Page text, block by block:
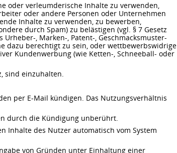
oder verleumderische Inhalte zu verwenden,
oder andere Personen oder Unternehmen
Inhalte zu verwenden, zu bewerben,
durch Spam) zu belästigen (vgl. § 7 Gesetz
, Marken-, Patent-, Geschmacksmuster-
dazu berechtigt zu sein, oder wettbewerbswidrige
Kundenwerbung (wie Ketten-, Schneeball- oder
sind einzuhalten.
per E-Mail kündigen. Das Nutzungsverhältnis
durch die Kündigung unberührt.
Inhalte des Nutzer automatisch vom System
von Gründen unter Einhaltung einer